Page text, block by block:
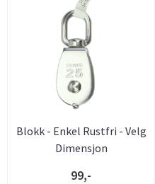
Blokk - Enkel Rustfri - Velg
Dimensjon
99,-